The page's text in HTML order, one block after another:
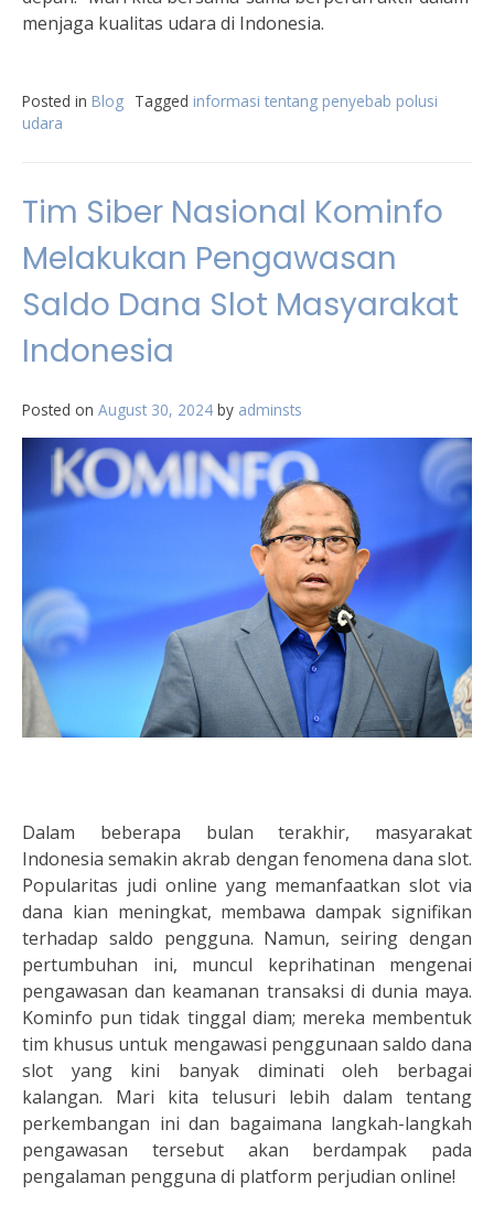
menjaga kualitas udara di Indonesia.
Posted in Blog Tagged informasi tentang penyebab polusi
udara
Tim Siber Nasional Kominfo
Melakukan Pengawasan
Saldo Dana Slot Masyarakat
Indonesia
Posted on August 30, 2024 by adminsts
Dalam beberapa bulan terakhir, masyarakat
Indonesia semakin akrab dengan fenomena dana slot.
Popularitas judi online yang memanfaatkan slot via
dana kian meningkat, membawa dampak signifikan
terhadap saldo pengguna. Namun, seiring dengan
pertumbuhan ini, muncul keprihatinan mengenai
pengawasan dan keamanan transaksi di dunia maya.
Kominfo pun tidak tinggal diam; mereka membentuk
tim khusus untuk mengawasi penggunaan saldo dana
slot yang kini banyak diminati oleh berbagai
kalangan. Mari kita telusuri lebih dalam tentang
perkembangan ini dan bagaimana langkah-langkah
pengawasan tersebut akan berdampak pada
pengalaman pengguna di platform perjudian online!